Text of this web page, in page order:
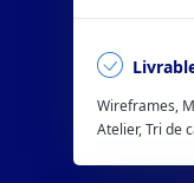
Wireframes,
Atelier, Tri de